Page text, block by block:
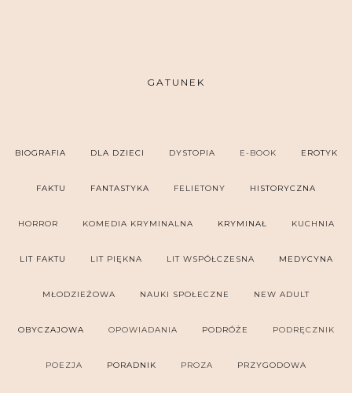
GATUNEK
BIOGRAFIA DLA DZIECI DYSTOPIA E-BOOK EROTYK
FAKTU FANTASTYKA FELIETONY HISTORYCZNA
HORROR KOMEDIA KRYMINALNA KRYMINAŁ KUCHNIA
LIT FAKTU LIT PIĘKNA LIT WSPÓŁCZESNA MEDYCYNA
MŁODZIEŻOWA NAUKI SPOŁECZNE NEW ADULT
OBYCZAJOWA OPOWIADANIA PODRÓŻE PODRĘCZNIK
POEZJA PORADNIK PROZA PRZYGODOWA